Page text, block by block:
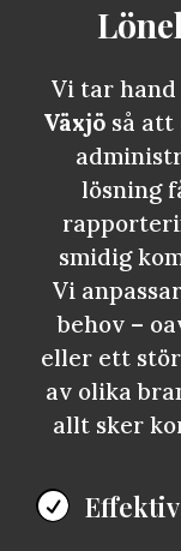
Vi tar hand
Växjö så att
lösning
smidig
Vi
behov –
eller ett
av olika
allt sker
